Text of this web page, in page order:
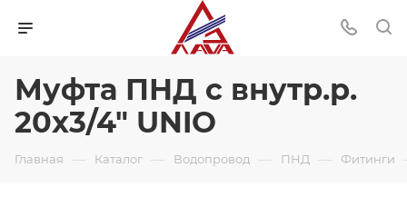
Муфта ПНД с внутр.р.
20х3/4" UNIO
Главная — Каталог — Водопровод — ПНД — Фитинги